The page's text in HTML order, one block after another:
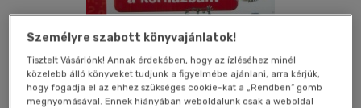
Személyre szabott könyvajánlatok!
Tisztelt Vásárlónk! Annak érdekében, hogy az ízléséhez minél
közelebb álló könyveket tudjunk a figyelmébe ajánlani, arra kérjük,
hogy fogadja el az ehhez szükséges cookie-kat a „Rendben” gomb
megnyomásával. Ennek hiányában weboldalunk csak a weboldal